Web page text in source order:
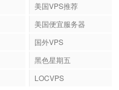
美国VPS推荐
美国便宜服务器
国外VPS
黑色星期五
LOCVPS